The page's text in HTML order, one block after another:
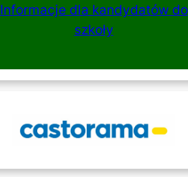
Informacje dla kandydatów do
szkoły